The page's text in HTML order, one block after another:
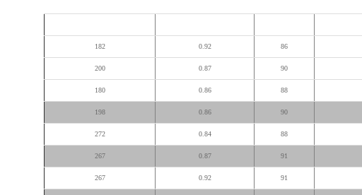
86
0.92
182
90
0.87
200
88
0.86
180
90
0.86
198
88
0.84
272
91
0.87
267
91
0.92
267